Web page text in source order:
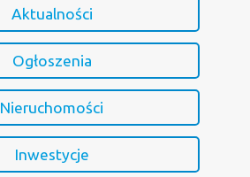
Aktualności
Ogłoszenia
Nieruchomości
Inwestycje